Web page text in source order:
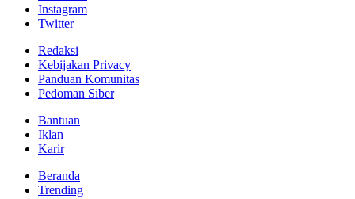
Instagram
Twitter
Redaksi
Kebijakan Privacy
Panduan Komunitas
Pedoman Siber
Bantuan
Iklan
Karir
Beranda
Trending